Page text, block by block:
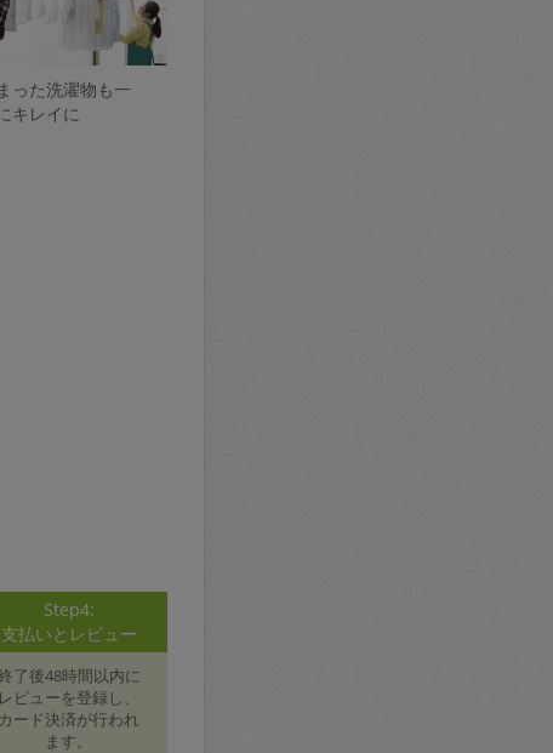
った洗濯物も一
キレイに
Step4:
支払いとレビュー
了後48時間以内に
レビューを登録し、
カード決済が行われ
ます。